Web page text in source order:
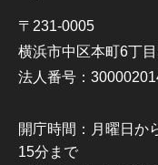
〒231-0005
横浜市中区本町6丁
法人番号：
開庁時間：月曜日か
15分まで